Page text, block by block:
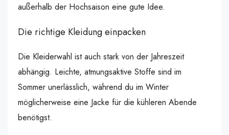
außerhalb der Hochsaison eine gute Idee.
Die richtige Kleidung einpacken
Die Kleiderwahl ist auch stark von der Jahreszeit
abhängig. Leichte, atmungsaktive Stoffe sind im
Sommer unerlässlich, während du im Winter
möglicherweise eine Jacke für die kühleren Abende
benötigst.